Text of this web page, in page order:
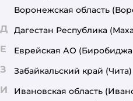
Воронежская область
Д Дагестан Республика
Е Еврейская АО
З Забайкальский край (Чита)
И Ивановская область